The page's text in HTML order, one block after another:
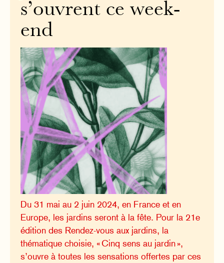
s’ouvrent ce week-
end
Du 31 mai au 2 juin 2024, en France et en
Europe, les jardins seront à la fête. Pour la 21e
édition des Rendez-vous aux jardins, la
thématique choisie, « Cinq sens au jardin »,
s’ouvre à toutes les sensations offertes par ces